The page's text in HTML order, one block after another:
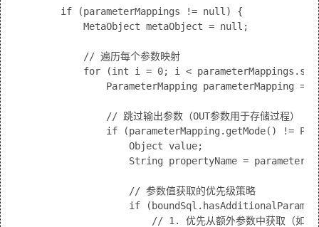
        if (parameterMappings != null) {
            MetaObject metaObject = null;
            // 遍历每个参数映射
for (int i = 0; i <
ParameterMapping parameterMapping =
                // 跳过输出参数（OUT参数用于存储过程）
if (parameterMapping.getMode() !=
                    Object value;
String propertyName =
                    // 参数值获取的优先级策略
if
// 1. 优先从额外参数中获取（如